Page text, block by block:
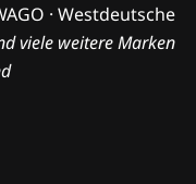
· Westdeutsche
viele weitere Marken